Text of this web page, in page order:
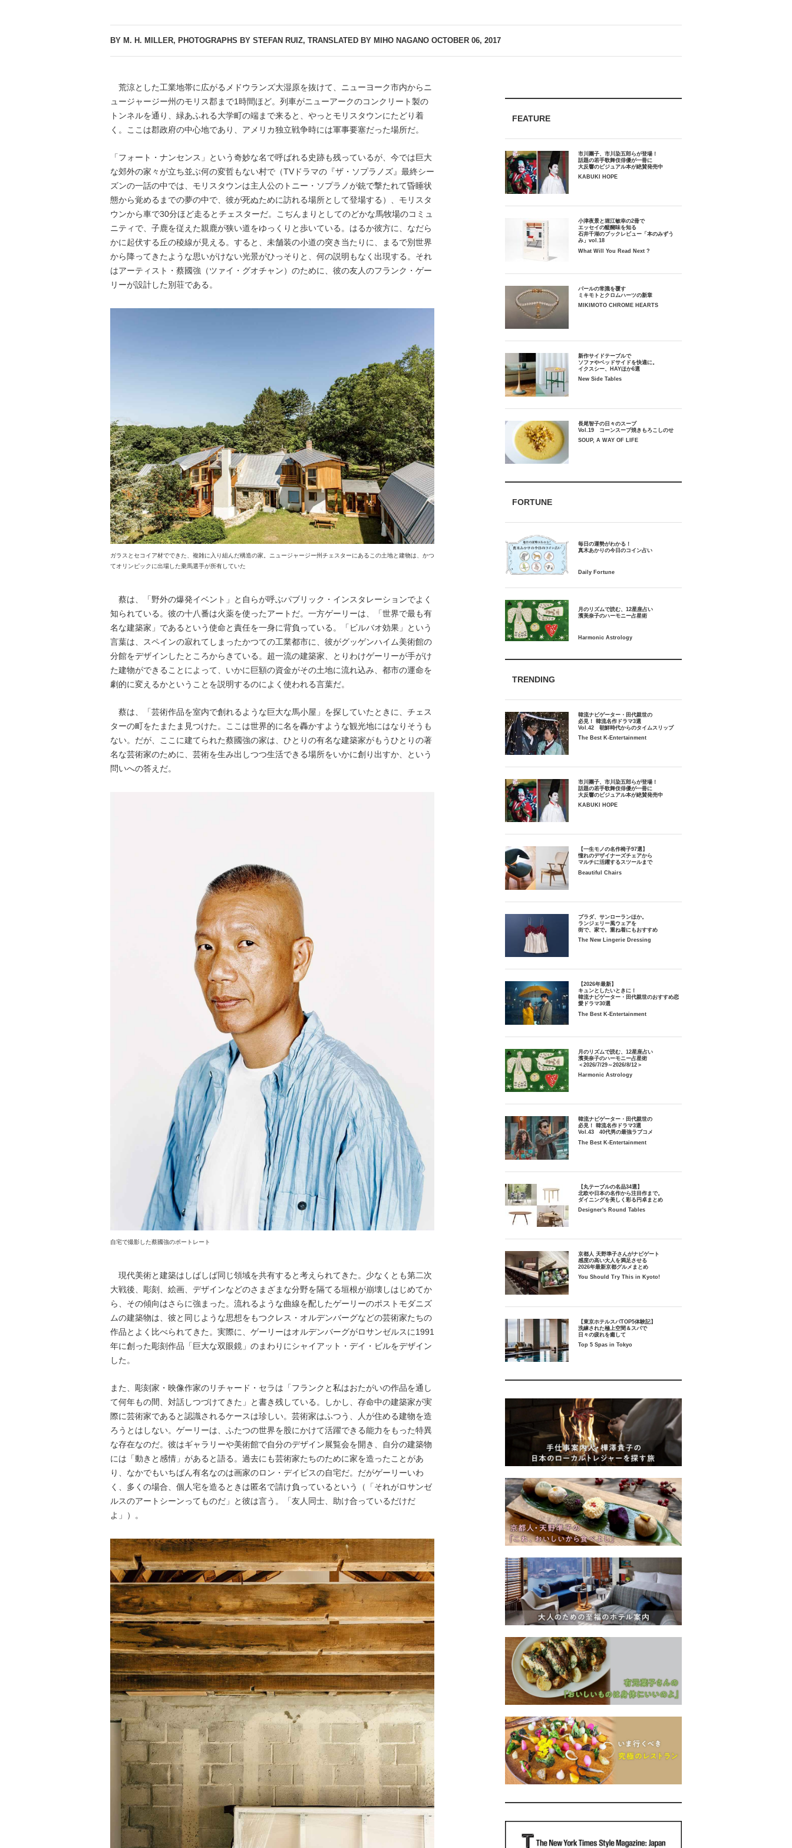
BY M. H. MILLER, PHOTOGRAPHS BY STEFAN RUIZ, TRANSLATED BY MIHO NAGANO OCTOBER 06, 2017
荒涼とした工業地帯に広がるメドウランズ大湿原を抜けて、ニューヨーク市内からニ
ュージャージー州のモリス郡まで1時間ほど。列車がニューアークのコンクリート製の
トンネルを通り、緑あふれる大学町の端まで来ると、やっとモリスタウンにたどり着
く。ここは郡政府の中心地であり、アメリカ独立戦争時には軍事要塞だった場所だ。
「フォート・ナンセンス」という奇妙な名で呼ばれる史跡も残っているが、今では巨大
な郊外の家々が立ち並ぶ何の変哲もない村で（TVドラマの『ザ・ソプラノズ』最終シー
ズンの一話の中では、モリスタウンは主人公のトニー・ソプラノが銃で撃たれて昏睡状
態から覚めるまでの夢の中で、彼が死ぬために訪れる場所として登場する）、モリスタ
ウンから車で30分ほど走るとチェスターだ。こぢんまりとしてのどかな馬牧場のコミュ
ニティで、子鹿を従えた親鹿が狭い道をゆっくりと歩いている。はるか彼方に、なだら
かに起伏する丘の稜線が見える。すると、未舗装の小道の突き当たりに、まるで別世界
から降ってきたような思いがけない光景がひっそりと、何の説明もなく出現する。それ
はアーティスト・蔡國強（ツァイ・グオチャン）のために、彼の友人のフランク・ゲー
リーが設計した別荘である。
ガラスとセコイア材でできた、複雑に入り組んだ構造の家。ニュージャージー州チェスターにあるこの土地と建物は、かつ
てオリンピックに出場した乗馬選手が所有していた
蔡は、「野外の爆発イベント」と自らが呼ぶパブリック・インスタレーションでよく
知られている。彼の十八番は火薬を使ったアートだ。一方ゲーリーは、「世界で最も有
名な建築家」であるという使命と責任を一身に背負っている。「ビルバオ効果」という
言葉は、スペインの寂れてしまったかつての工業都市に、彼がグッゲンハイム美術館の
分館をデザインしたところからきている。超一流の建築家、とりわけゲーリーが手がけ
た建物ができることによって、いかに巨額の資金がその土地に流れ込み、都市の運命を
劇的に変えるかということを説明するのによく使われる言葉だ。
蔡は、「芸術作品を室内で創れるような巨大な馬小屋」を探していたときに、チェス
ターの町をたまたま見つけた。ここは世界的に名を轟かすような観光地にはなりそうも
ない。だが、ここに建てられた蔡國強の家は、ひとりの有名な建築家がもうひとりの著
名な芸術家のために、芸術を生み出しつつ生活できる場所をいかに創り出すか、という
問いへの答えだ。
自宅で撮影した蔡國強のポートレート
現代美術と建築はしばしば同じ領域を共有すると考えられてきた。少なくとも第二次
大戦後、彫刻、絵画、デザインなどのさまざまな分野を隔てる垣根が崩壊しはじめてか
ら、その傾向はさらに強まった。流れるような曲線を配したゲーリーのポストモダニズ
ムの建築物は、彼と同じような思想をもつクレス・オルデンバーグなどの芸術家たちの
作品とよく比べられてきた。実際に、ゲーリーはオルデンバーグがロサンゼルスに1991
年に創った彫刻作品「巨大な双眼鏡」のまわりにシャイアット・デイ・ビルをデザイン
した。
また、彫刻家・映像作家のリチャード・セラは「フランクと私はおたがいの作品を通し
て何年もの間、対話しつづけてきた」と書き残している。しかし、存命中の建築家が実
際に芸術家であると認識されるケースは珍しい。芸術家はふつう、人が住める建物を造
ろうとはしない。ゲーリーは、ふたつの世界を股にかけて活躍できる能力をもった特異
な存在なのだ。彼はギャラリーや美術館で自分のデザイン展覧会を開き、自分の建築物
には「動きと感情」があると語る。過去にも芸術家たちのために家を造ったことがあ
り、なかでもいちばん有名なのは画家のロン・デイビスの自宅だ。だがゲーリーいわ
く、多くの場合、個人宅を造るときは匿名で請け負っているという（「それがロサンゼ
ルスのアートシーンってものだ」と彼は言う。「友人同士、助け合っているだけだ
よ」）。
FEATURE
市川團子、市川染五郎らが登場！
話題の若手歌舞伎俳優が一冊に
大反響のビジュアル本が絶賛発売中
KABUKI HOPE
小津夜景と堀江敏幸の2冊で
エッセイの醍醐味を知る
石井千湖のブックレビュー「本のみずう
み」vol.18
What Will You Read Next ?
パールの常識を覆す
ミキモトとクロムハーツの新章
MIKIMOTO CHROME HEARTS
新作サイドテーブルで
ソファやベッドサイドを快適に。
イクスシー、HAYほか6選
New Side Tables
長尾智子の日々のスープ
Vol.19 コーンスープ焼きもろこしのせ
SOUP, A WAY OF LIFE
FORTUNE
毎日の運勢がわかる！
月のリズムで読む、12星座占い
TRENDING
韓流ナビゲーター・田代親世の
必見！ 韓流名作ドラマ3選
Vol.42 朝鮮時代からのタイムスリップ
The Best K-Entertainment
市川團子、市川染五郎らが登場！
話題の若手歌舞伎俳優が一冊に
大反響のビジュアル本が絶賛発売中
KABUKI HOPE
【一生モノの名作椅子97選】
憧れのデザイナーズチェアから
マルチに活躍するスツールまで
Beautiful Chairs
プラダ、サンローランほか。
ランジェリー風ウェアを
街で、家で。重ね着にもおすすめ
The New Lingerie Dressing
【2026年最新】
キュンとしたいときに！
韓流ナビゲーター・田代親世のおすすめ恋
愛ドラマ30選
The Best K-Entertainment
月のリズムで読む、12星座占い
濱美奈子のハーモニー占星術
＜2026/7/29～2026/8/12＞
Harmonic Astrology
韓流ナビゲーター・田代親世の
必見！ 韓流名作ドラマ3選
Vol.43 40代男の最強ラブコメ
The Best K-Entertainment
【丸テーブルの名品34選】
北欧や日本の名作から注目作まで。
ダイニングを美しく彩る円卓まとめ
Designer's Round Tables
京都人 天野準子さんがナビゲート
感度の高い大人を満足させる
2026年最新京都グルメまとめ
You Should Try This in Kyoto!
【東京ホテルスパTOP5体験記】
洗練された極上空間＆スパで
日々の疲れを癒して
Top 5 Spas in Tokyo